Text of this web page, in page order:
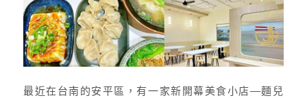
最近在台南的安平區，有一家新開幕美食小店—麵兒